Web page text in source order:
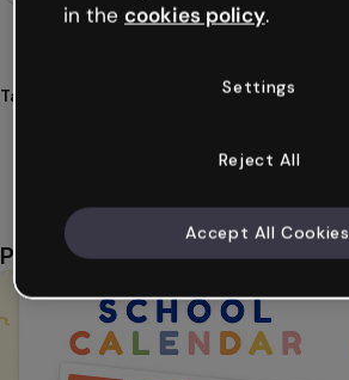
Tags
Potrebbe piacerti anche
in the cookies policy.
Settings
Reject All
Accept All Cookies